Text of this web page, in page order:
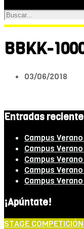
BBKK-
03/06/2018
Entradas
Campus
Campus
Campus
Campus
Campus
¡Apúntate!
STAGE